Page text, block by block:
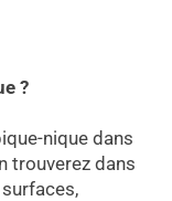
?
nique dans
trouverez dans